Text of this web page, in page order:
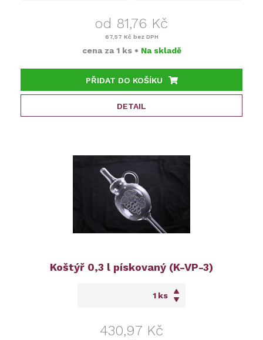
od 81,76 Kč
67,57 Kč bez DPH
cena za 1 ks • Na skladě
PŘIDAT DO KOŠÍKU
DETAIL
Koštýř 0,3 l pískovaný (K-VP-3)
ks
430,97 Kč